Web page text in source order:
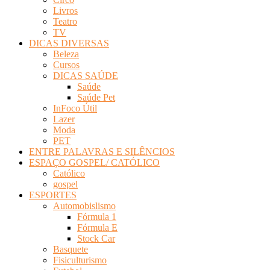
Livros
Teatro
TV
DICAS DIVERSAS
Beleza
Cursos
DICAS SAÚDE
Saúde
Saúde Pet
InFoco Útil
Lazer
Moda
PET
ENTRE PALAVRAS E SILÊNCIOS
ESPAÇO GOSPEL/ CATÓLICO
Católico
gospel
ESPORTES
Automobislismo
Fórmula 1
Fórmula E
Stock Car
Basquete
Fisiculturismo